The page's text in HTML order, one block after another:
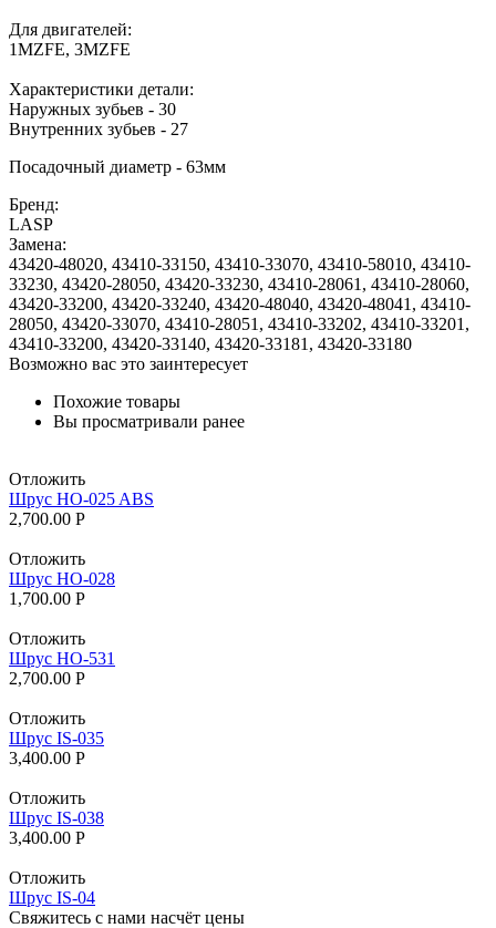
Для двигателей:
1MZFE, 3MZFE
Характеристики детали:
Наружных зубьев - 30
Внутренних зубьев - 27
Посадочный диаметр - 63мм
Бренд:
LASP
Замена:
43420-48020, 43410-33150, 43410-33070, 43410-58010, 43410-
33230, 43420-28050, 43420-33230, 43410-28061, 43410-28060,
43420-33200, 43420-33240, 43420-48040, 43420-48041, 43410-
28050, 43420-33070, 43410-28051, 43410-33202, 43410-33201,
43410-33200, 43420-33140, 43420-33181, 43420-33180
Возможно вас это заинтересует
Похожие товары
Вы просматривали ранее
Отложить
Шрус HO-025 ABS
2,700.00 Р
Отложить
Шрус HO-028
1,700.00 Р
Отложить
Шрус HO-531
2,700.00 Р
Отложить
Шрус IS-035
3,400.00 Р
Отложить
Шрус IS-038
3,400.00 Р
Отложить
Шрус IS-04
Свяжитесь с нами насчёт цены